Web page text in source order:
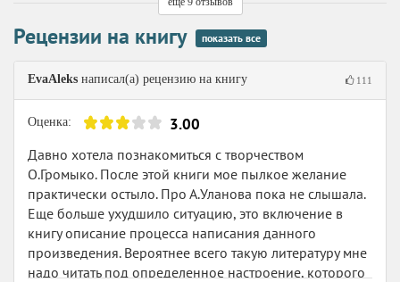
Рецензии на книгу показать все
EvaAleks написал(а) рецензию на книгу 111
Оценка: 3.00
Давно хотела познакомиться с творчеством
О.Громыко. После этой книги мое пылкое желание
практически остыло. Про А.Уланова пока не слышала.
Еще больше ухудшило ситуацию, это включение в
книгу описание процесса написания данного
произведения. Вероятнее всего такую литературу мне
надо читать под определенное настроение, которого